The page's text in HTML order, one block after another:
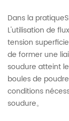
Dans la
L'utilisation de
tension
de former une
soudure atteint
boules de
conditions
soudure。